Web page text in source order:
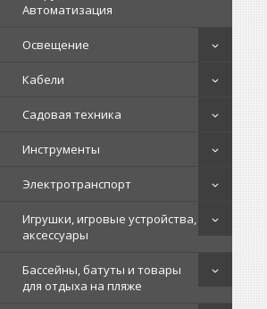
Автоматизация
Освещение
Кабели
Садовая техника
Инструменты
Электротранспорт
Игрушки, игровые устройства,
аксессуары
Бассейны, батуты и товары
для отдыха на пляже